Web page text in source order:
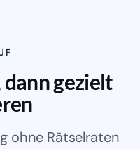
gezielt
ohne Rätselraten